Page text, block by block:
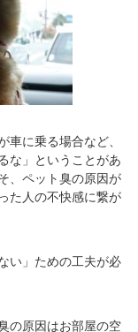
車に乗る場合など、
な」ということがあ
、ペット臭の原因が
た人の不快感に繋が
い」ための工夫が必
の原因はお部屋の空